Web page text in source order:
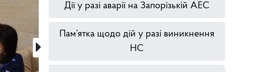
Дії у разі аварії на Запорізькій АЕС
Пам’ятка щодо дій у разі виникнення
НС